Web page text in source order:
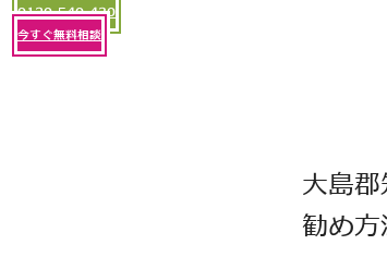
0120-540-430
今すぐ無料相談
大島
勧め